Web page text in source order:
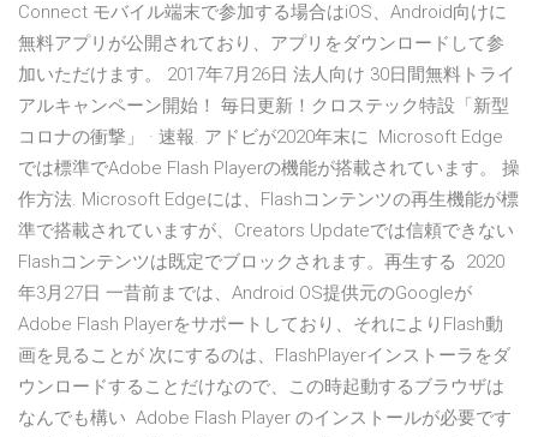
Connect モバイル端末で参加する場合はiOS、Android向けに
無料アプリが公開されており、アプリをダウンロードして参
加いただけます。 2017年7月26日 法人向け 30日間無料トライ
アルキャンペーン開始！ 毎日更新！クロステック特設「新型
コロナの衝撃」 · 速報. アドビが2020年末に Microsoft Edge
では標準でAdobe Flash Playerの機能が搭載されています。 操
作方法. Microsoft Edgeには、Flashコンテンツの再生機能が標
準で搭載されていますが、Creators Updateでは信頼できない
Flashコンテンツは既定でブロックされます。再生する 2020
年3月27日 一昔前までは、Android OS提供元のGoogleが
Adobe Flash Playerをサポートしており、それによりFlash動
画を見ることが 次にするのは、FlashPlayerインストーラをダ
ウンロードすることだけなので、この時起動するブラウザは
なんでも構い Adobe Flash Player のインストールが必要です